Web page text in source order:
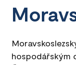
hospodářským